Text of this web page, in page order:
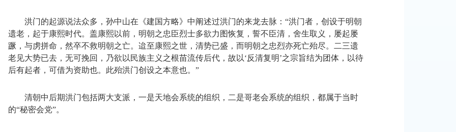
洪门的起源说法众多，孙中山在《建国方略》中阐述过洪门的来龙去脉： “洪门者，创设于明朝
遗老，起于康熙时代。盖康熙以前，明朝之忠臣烈士多欲力图恢复，誓不臣清，舍生取义，屡起屡
蹶，与虏拼命，然卒不救明朝之亡。迨至康熙之世，清势已盛，而明朝之忠烈亦死亡殆尽。二三遗
老见大势已去，无可挽回，乃欲以民族主义之根苗流传后代，故以‘反清复明’之宗旨结为团体，以待
后有起者，可借为资助也。此殆洪门创设之本意也。”
清朝中后期洪门包括两大支派，一是天地会系统的组织，二是哥老会系统的组织，都属于当时
的“秘密会党”。